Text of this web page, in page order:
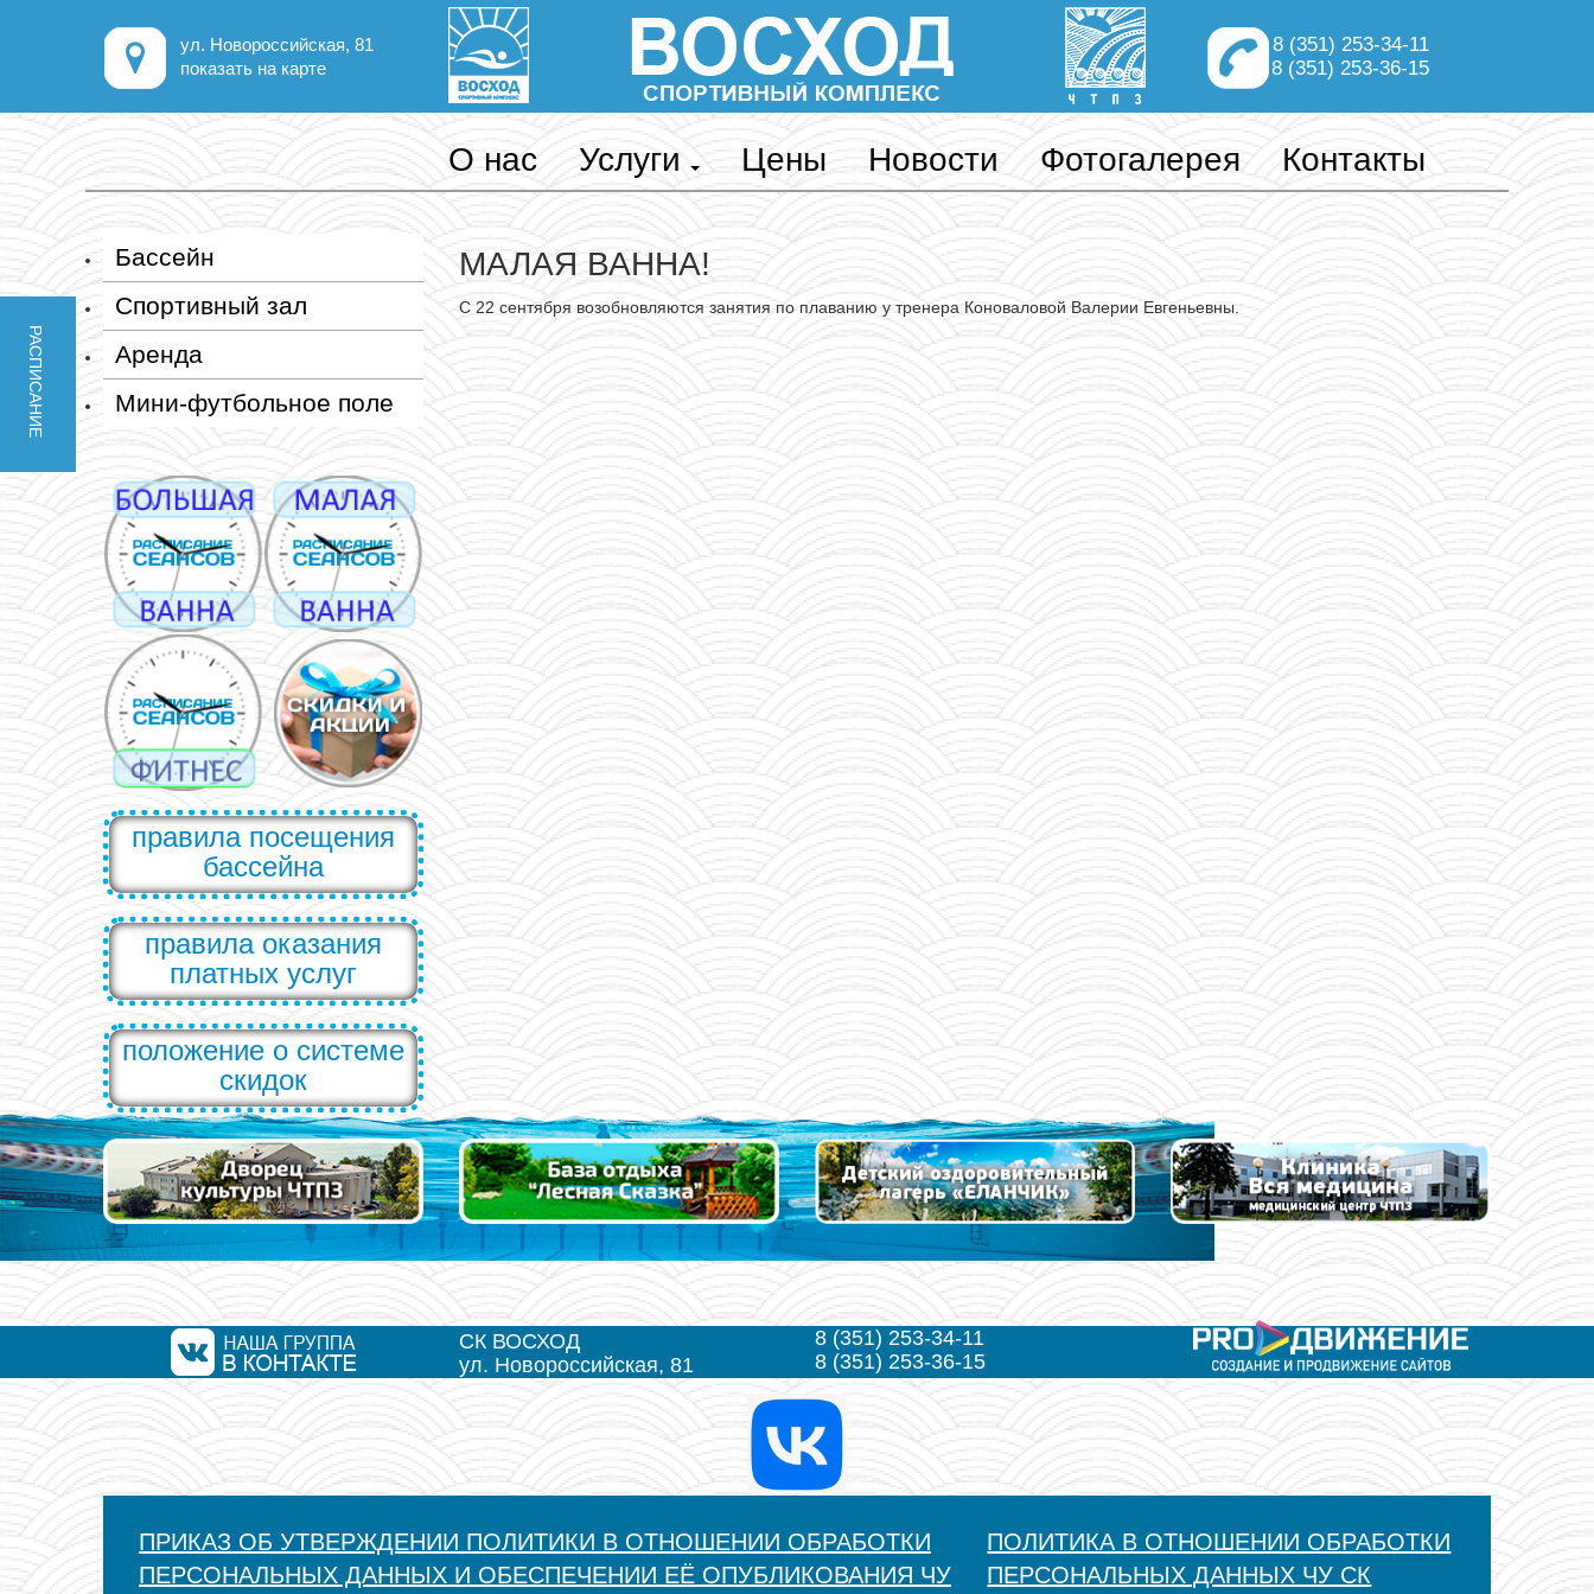
ул. Новороссийская, 81
показать на карте
8 (351) 253-34-11
8 (351) 253-36-15
О нас Услуги Цены Новости Фотогалерея Контакты
РАСПИСАНИЕ
Бассейн
Спортивный зал
Аренда
Мини-футбольное поле
правила посещения
бассейна
правила оказания
платных услуг
положение о системе
скидок
МАЛАЯ ВАННА!
С 22 сентября возобновляются занятия по плаванию у тренера Коноваловой Валерии Евгеньевны.
СК ВОСХОД
ул. Новороссийская, 81
8 (351) 253-34-11
8 (351) 253-36-15
ПРИКАЗ ОБ УТВЕРЖДЕНИИ ПОЛИТИКИ В ОТНОШЕНИИ ОБРАБОТКИ
ПЕРСОНАЛЬНЫХ ДАННЫХ И ОБЕСПЕЧЕНИИ ЕЁ ОПУБЛИКОВАНИЯ ЧУ
ПОЛИТИКА В ОТНОШЕНИИ ОБРАБОТКИ
ПЕРСОНАЛЬНЫХ ДАННЫХ ЧУ СК